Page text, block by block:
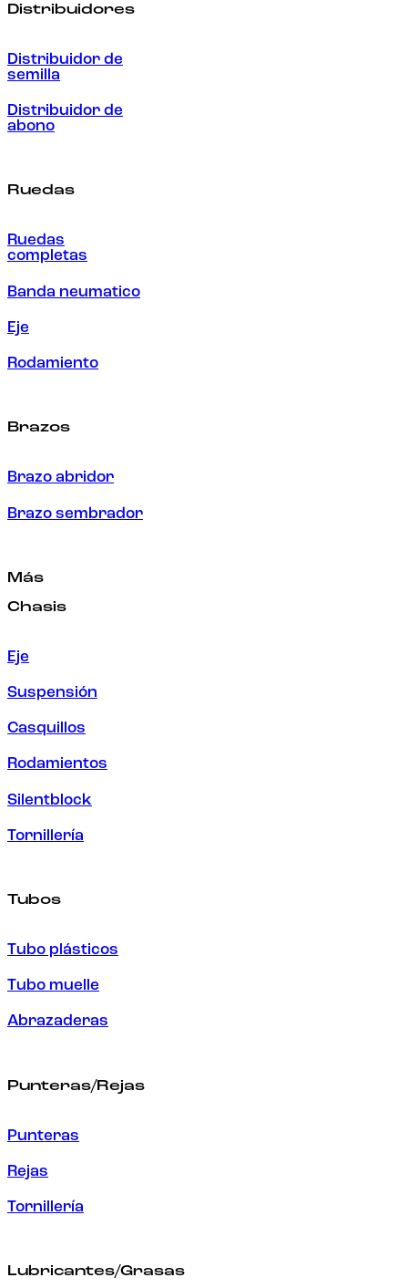
Distribuidores
Distribuidor de
semilla
Distribuidor de
abono
Ruedas
Ruedas
completas
Banda neumatico
Eje
Rodamiento
Brazos
Brazo abridor
Brazo sembrador
Más
Chasis
Eje
Suspensión
Casquillos
Rodamientos
Silentblock
Tornillería
Tubos
Tubo plásticos
Tubo muelle
Abrazaderas
Punteras/Rejas
Punteras
Rejas
Tornillería
Lubricantes/Grasas